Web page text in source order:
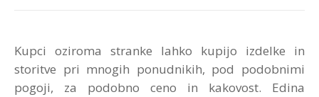
Kupci oziroma stranke lahko kupijo izdelke in
storitve pri mnogih ponudnikih, pod podobnimi
pogoji, za podobno ceno in kakovost. Edina